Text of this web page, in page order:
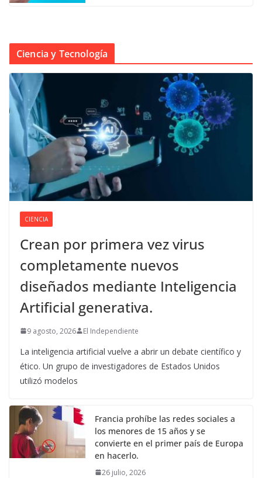
Ciencia y Tecnología
CIENCIA
Crean por primera vez virus
completamente nuevos
diseñados mediante Inteligencia
Artificial generativa.
9 agosto, 2026 El Independiente
La inteligencia artificial vuelve a abrir un debate científico y
ético. Un grupo de investigadores de Estados Unidos
utilizó modelos
Francia prohíbe las redes sociales a
los menores de 15 años y se
convierte en el primer país de Europa
en hacerlo.
26 julio, 2026